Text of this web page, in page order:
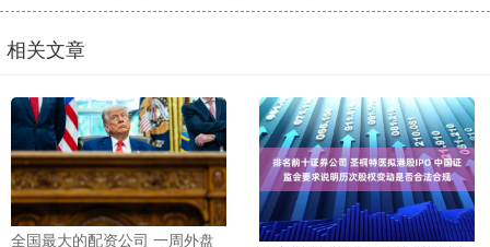
相关文章
全国最大的配资公司 一周外盘